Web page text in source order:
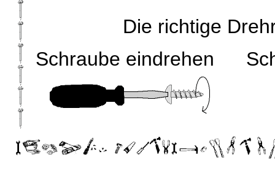
Die richtige
Schraube eindrehen